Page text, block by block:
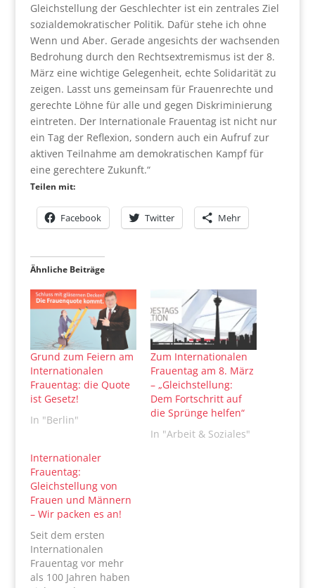
Gleichstellung der Geschlechter ist ein zentrales Ziel
sozialdemokratischer Politik. Dafür stehe ich ohne
Wenn und Aber. Gerade angesichts der wachsenden
Bedrohung durch den Rechtsextremismus ist der 8.
März eine wichtige Gelegenheit, echte Solidarität zu
zeigen. Lasst uns gemeinsam für Frauenrechte und
gerechte Löhne für alle und gegen Diskriminierung
eintreten. Der Internationale Frauentag ist nicht nur
ein Tag der Reflexion, sondern auch ein Aufruf zur
aktiven Teilnahme am demokratischen Kampf für
eine gerechtere Zukunft.“
Teilen mit:
Facebook Twitter Mehr
Ähnliche Beiträge
Grund zum Feiern am
Internationalen
Frauentag: die Quote
ist Gesetz!
In "Berlin"
Zum Internationalen
Frauentag am 8. März
– „Gleichstellung:
Dem Fortschritt auf
die Sprünge helfen“
In "Arbeit & Soziales"
Internationaler
Frauentag:
Gleichstellung von
Frauen und Männern
– Wir packen es an!
Seit dem ersten
Internationalen
Frauentag vor mehr
als 100 Jahren haben